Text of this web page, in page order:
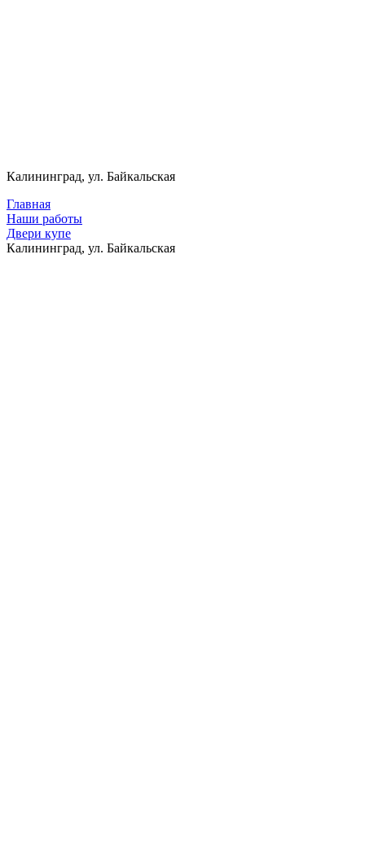
Калининград, ул. Байкальская
Главная
Наши работы
Двери купе
Калининград, ул. Байкальская